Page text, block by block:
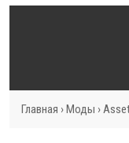
Главная › Моды ›